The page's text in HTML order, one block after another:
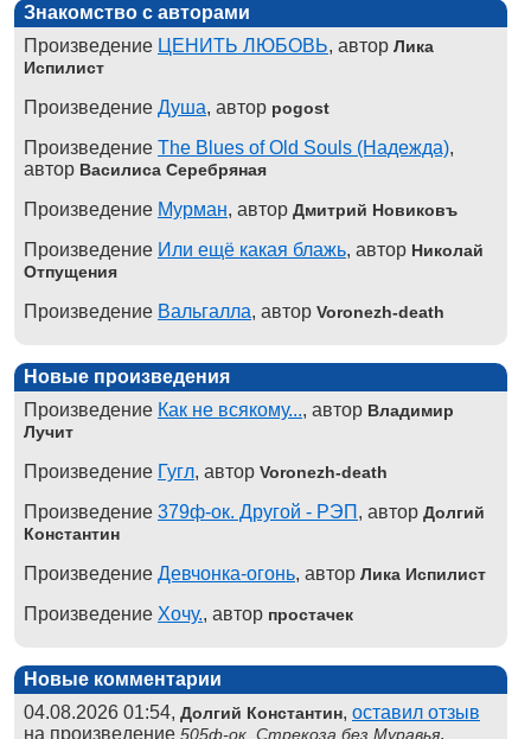
Знакомство с авторами
Произведение ЦЕНИТЬ ЛЮБОВЬ, автор Лика
Испилист
Произведение Душа, автор pogost
Произведение The Blues of Old Souls (Надежда),
автор Василиса Серебряная
Произведение Мурман, автор Дмитрий Новиковъ
Произведение Или ещё какая блажь, автор Николай
Отпущения
Произведение Вальгалла, автор Voronezh-death
Новые произведения
Произведение Как не всякому..., автор Владимир
Лучит
Произведение Гугл, автор Voronezh-death
Произведение 379ф-ок. Другой - РЭП , автор Долгий
Константин
Произведение Девчонка-огонь, автор Лика Испилист
Произведение Хочу., автор простачек
Новые комментарии
04.08.2026 01:54, Долгий Константин, оставил отзыв
на произведение 505ф-ок. Стрекоза без Муравья,